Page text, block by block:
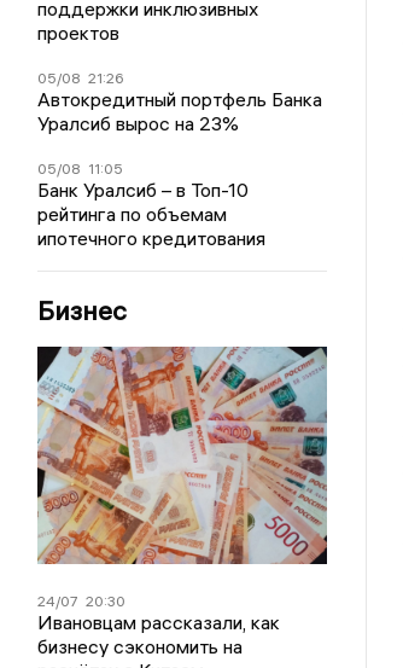
поддержки инклюзивных
проектов
05/08 21:26
Автокредитный портфель Банка
Уралсиб вырос на 23%
05/08 11:05
Банк Уралсиб – в Топ-10
рейтинга по объемам
ипотечного кредитования
Бизнес
24/07 20:30
Ивановцам рассказали, как
бизнесу сэкономить на